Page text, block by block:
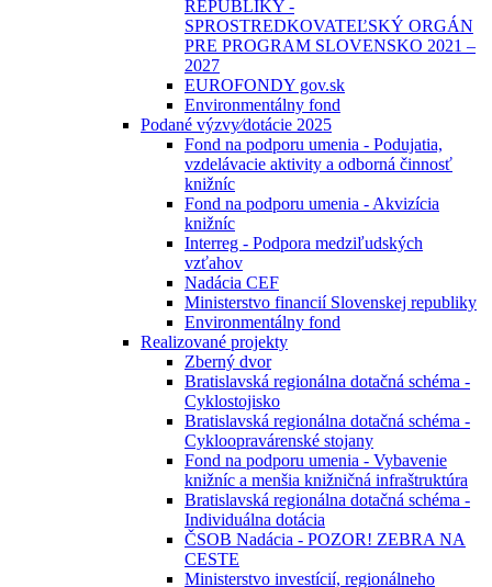
REPUBLIKY -
SPROSTREDKOVATEĽSKÝ ORGÁN
PRE PROGRAM SLOVENSKO 2021 –
2027
EUROFONDY gov.sk
Environmentálny fond
Podané výzvy⁄dotácie 2025
Fond na podporu umenia - Podujatia,
vzdelávacie aktivity a odborná činnosť
knižníc
Fond na podporu umenia - Akvizícia
knižníc
Interreg - Podpora medziľudských
vzťahov
Nadácia CEF
Ministerstvo financií Slovenskej republiky
Environmentálny fond
Realizované projekty
Zberný dvor
Bratislavská regionálna dotačná schéma -
Cyklostojisko
Bratislavská regionálna dotačná schéma -
Cykloopravárenské stojany
Fond na podporu umenia - Vybavenie
knižníc a menšia knižničná infraštruktúra
Bratislavská regionálna dotačná schéma -
Individuálna dotácia
ČSOB Nadácia - POZOR! ZEBRA NA
CESTE
Ministerstvo investícií, regionálneho